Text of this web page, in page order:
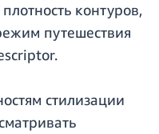
контуров,
путешествия
стилизации